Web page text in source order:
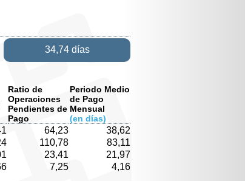
34,74 días
Ratio de
Operaciones
Pendientes de
Pago
Periodo Medio
de Pago
Mensual
(en días)
64,23 38,62
110,78 83,11
23,41 21,97
7,25 4,16